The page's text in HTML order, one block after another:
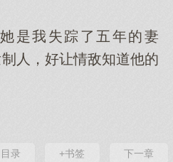
我失踪了五年的妻
人，好让情敌知道他的
目录 +书签 下一章